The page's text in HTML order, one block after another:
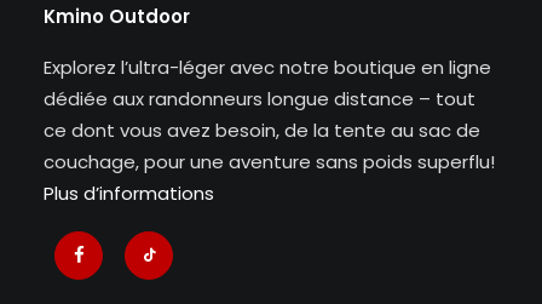
Kmino Outdoor
Explorez l’ultra-léger avec notre boutique en ligne
dédiée aux randonneurs longue distance – tout
ce dont vous avez besoin, de la tente au sac de
couchage, pour une aventure sans poids superflu!
Plus d’informations